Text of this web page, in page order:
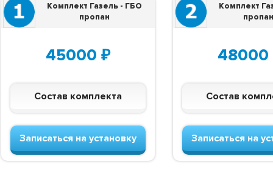
Комплект Газель - ГБО
пропан
45000 ₽
Состав комплекта
Записаться на установку
Комплект
48000
Состав
Записаться на